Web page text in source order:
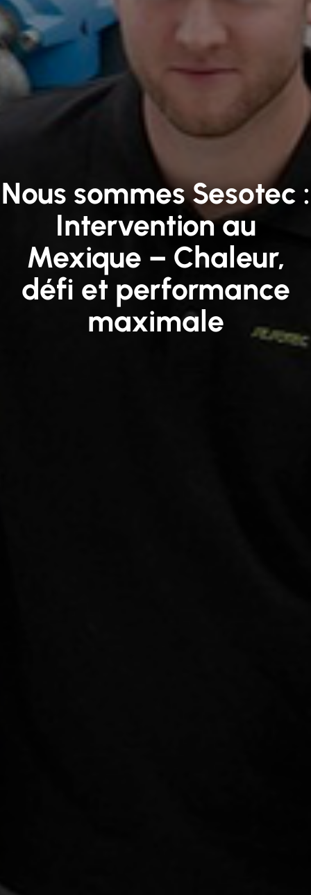
Nous sommes Sesotec :
Intervention au
Mexique – Chaleur,
défi et performance
maximale